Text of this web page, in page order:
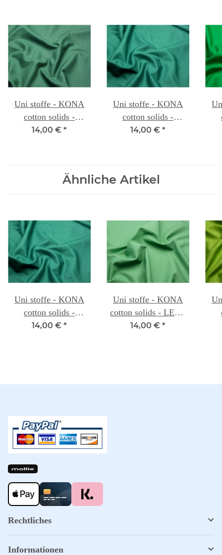
Uni stoffe - KONA
cotton solids -
FOREST 098B
14,00 € *
Uni stoffe - KONA
cotton solids -
SPRUCE 097
14,00 € *
Ähnliche Artikel
Uni stoffe - KONA
cotton solids -
SPRUCE 097
14,00 € *
Uni stoffe - KONA
cotton solids - LEAF
113
14,00 € *
Rechtliches
Informationen